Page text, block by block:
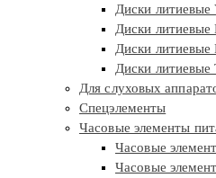
Диски литиевые
Диски литиевые
Диски литиевые
Диски
Для слуховых
Спецэлементы
Часовые элементы
Часовые
Часовые